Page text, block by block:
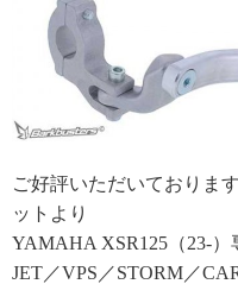
ご好評いただいておりま
ットより
YAMAHA XSR125（23-）
JET／VPS／STORM／